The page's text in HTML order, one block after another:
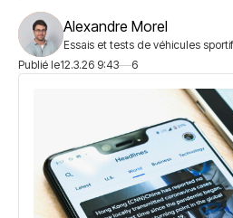
Alexandre Morel
Essais et tests de véhicules
Publié le12.3.26 9:43 6